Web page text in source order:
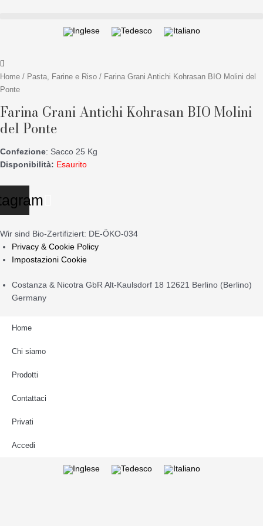
Home / Pasta, Farine e Riso / Farina Grani Antichi Kohrasan BIO Molini del
Ponte
Farina Grani Antichi Kohrasan BIO Molini
del Ponte
Confezione: Sacco 25 Kg
Disponibilità: Esaurito
Wir sind Bio-Zertifiziert: DE-ÖKO-034
Privacy & Cookie Policy
Impostazioni Cookie
Costanza & Nicotra GbR Alt-Kaulsdorf 18 12621 Berlino (Berlino)
Germany
Home
Chi siamo
Prodotti
Contattaci
Privati
Accedi